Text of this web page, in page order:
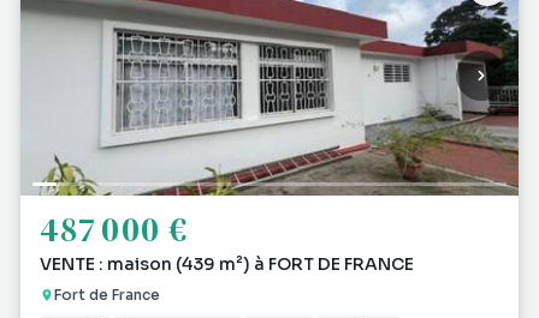
487 000 €
VENTE : maison (439 m²) à FORT DE FRANCE
Fort de France